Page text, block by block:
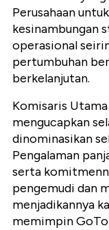
Perusahaan
kesinambungan
operasional
pertumbuhan
berkelanjutan.
Komisaris
mengucapkan
dinominasikan
Pengalaman
serta
pengemudi dan
menjadikannya
memimpin GoTo